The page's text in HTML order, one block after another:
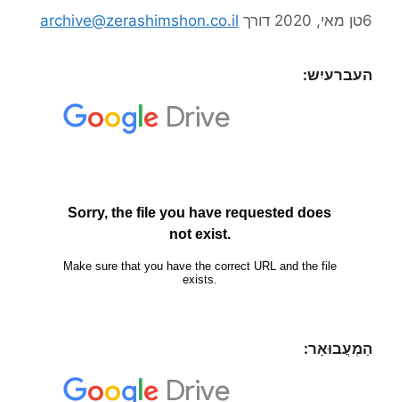
6טן מאי, 2020 דורך archive@zerashimshon.co.il
העברעיִש:
הַמְעֲבוּאַר: